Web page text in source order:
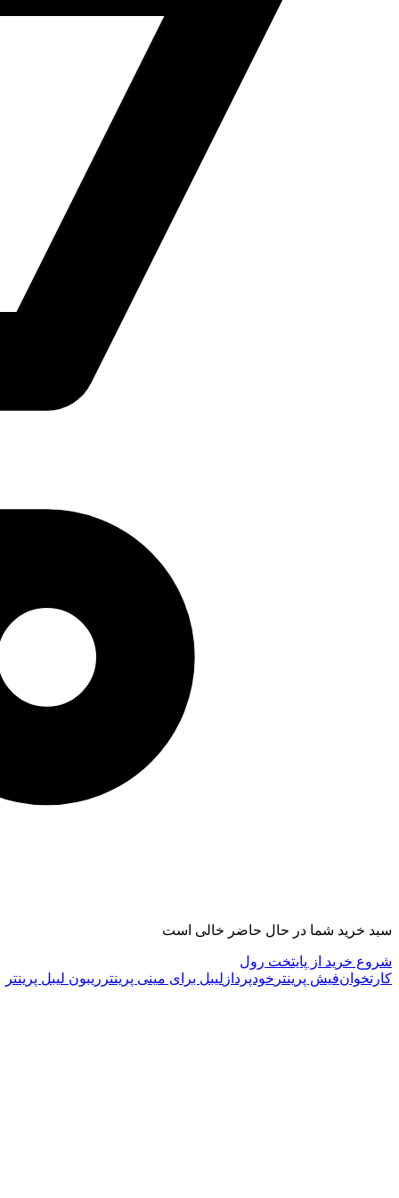
سبد خرید شما در حال حاضر خالی است
شروع خرید از پایتخت رول
کارتخوانفیش پرینتر خودپرداز لیبل برای مینی پرینتر ریبون لیبل پرینتر